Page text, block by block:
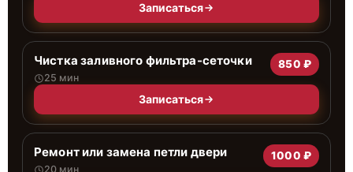
Записаться
Чистка заливного фильтра-сеточки
25 мин
850 ₽
Записаться
Ремонт или замена петли двери
20 мин
1000 ₽